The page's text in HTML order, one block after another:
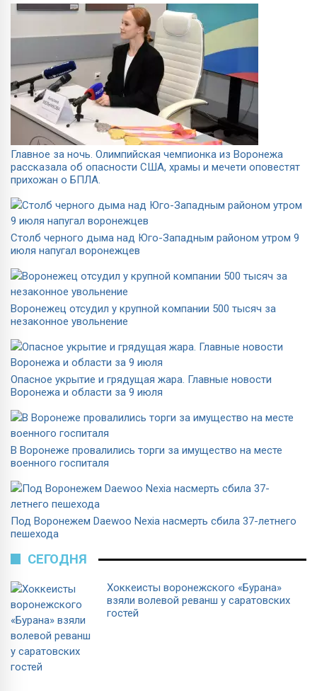
Главное за ночь. Олимпийская чемпионка из Воронежа
рассказала об опасности США, храмы и мечети оповестят
прихожан о БПЛА.
Столб черного дыма над Юго-Западным районом утром 9
июля напугал воронежцев
Воронежец отсудил у крупной компании 500 тысяч за
незаконное увольнение
Опасное укрытие и грядущая жара. Главные новости
Воронежа и области за 9 июля
В Воронеже провалились торги за имущество на месте
военного госпиталя
Под Воронежем Daewoo Nexia насмерть сбила 37-летнего
пешехода
СЕГОДНЯ
Хоккеисты воронежского «Бурана»
взяли волевой реванш у саратовских
гостей